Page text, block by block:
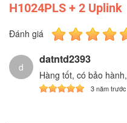
H1024PLS + 2 Uplink
Đánh giá
d
datntd2393
Hàng tốt, có bảo
3 năm trước